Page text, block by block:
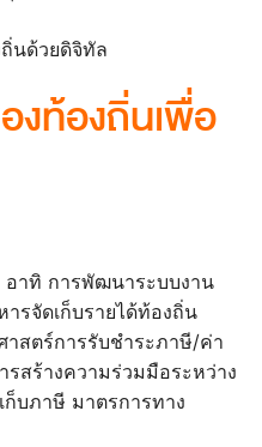
นด้วยดิจิทัล
งท้องถิ่นเพื่อ
อาทิ การพัฒนาระบบงาน
รจัดเก็บรายได้ท้องถิ่น
าสตร์การรับชำระภาษี/ค่า
สร้างความร่วมมือระหว่าง
บภาษี มาตรการทาง